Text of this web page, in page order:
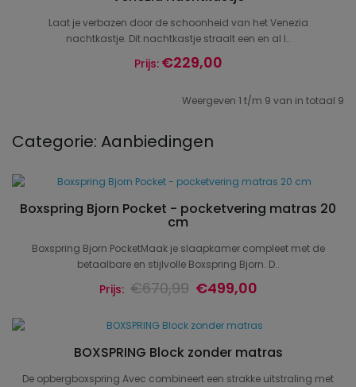
Laat je verbazen door de schoonheid van het Venezia
nachtkastje. Dit nachtkastje straalt een en al l..
Prijs: €229,00
Weergeven 1 t/m 9 van in totaal 9
Categorie: Aanbiedingen
Boxspring Bjorn Pocket - pocketvering matras 20
cm
Boxspring Bjorn PocketMaak je slaapkamer compleet met de
betaalbare en stijlvolle Boxspring Bjorn. D..
Prijs: €670,99 €499,00
BOXSPRING Block zonder matras
De opbergboxspring Avec combineert een strakke uitstraling met